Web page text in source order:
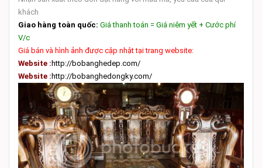
khách
Giao hàng toàn quốc: Giá thanh toán = Giá niêm yết + Cước phí
V/c
Giá bán và hình ảnh được cập nhật tại trang website:
Website : http://bobanghedep.com/
Website : http://bobanghedongky.com/